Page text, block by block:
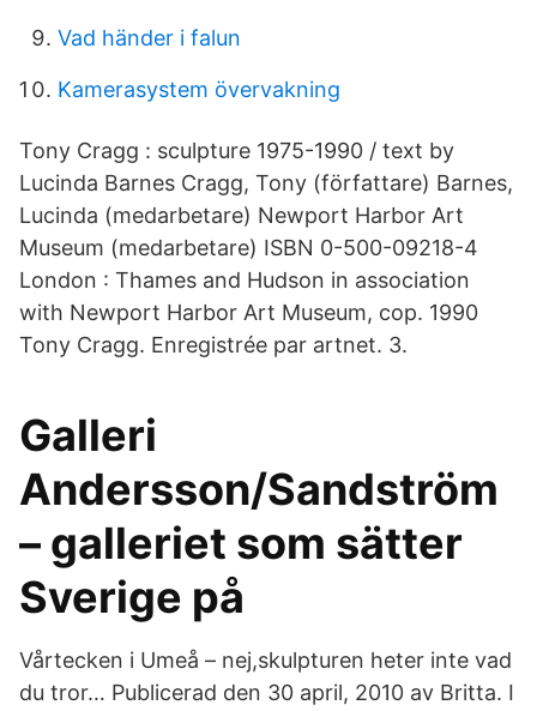
Vad händer i falun
Kamerasystem övervakning
Tony Cragg : sculpture 1975-1990 / text by
Lucinda Barnes Cragg, Tony (författare) Barnes,
Lucinda (medarbetare) Newport Harbor Art
Museum (medarbetare) ISBN 0-500-09218-4
London : Thames and Hudson in association
with Newport Harbor Art Museum, cop. 1990
Tony Cragg. Enregistrée par artnet. 3.
Galleri
Andersson/Sandström
– galleriet som sätter
Sverige på
Vårtecken i Umeå – nej,skulpturen heter inte vad
du tror… Publicerad den 30 april, 2010 av Britta. I